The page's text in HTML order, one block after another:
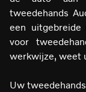
tweedehands
een
voor
werkwijze, weet
Uw